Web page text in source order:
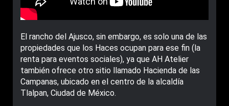
El rancho del Ajusco, sin embargo, es solo una de las
propiedades que los Haces ocupan para ese fin (la
renta para eventos sociales), ya que AH Atelier
también ofrece otro sitio llamado Hacienda de las
Campanas, ubicado en el centro de la alcaldía
Tlalpan, Ciudad de México.